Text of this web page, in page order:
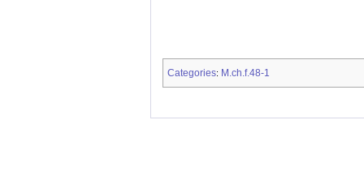
Categories: M.ch.f.48-1